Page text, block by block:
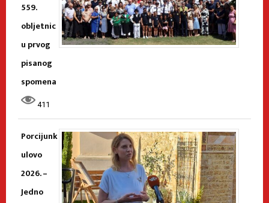
559.
obljetnic
u prvog
pisanog
spomena
411
Porcijunk
ulovo
2026. –
Jedno